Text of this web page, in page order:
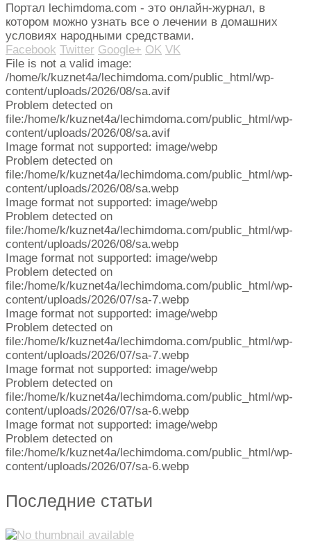
Портал lechimdoma.com - это онлайн-журнал, в
котором можно узнать все о лечении в домашних
условиях народными средствами.
Facebook Twitter Google+ OK VK
File is not a valid image:
/home/k/kuznet4a/lechimdoma.com/public_html/wp-
content/uploads/2026/08/sa.avif
Problem detected on
file:/home/k/kuznet4a/lechimdoma.com/public_html/wp-
content/uploads/2026/08/sa.avif
Image format not supported: image/webp
Problem detected on
file:/home/k/kuznet4a/lechimdoma.com/public_html/wp-
content/uploads/2026/08/sa.webp
Image format not supported: image/webp
Problem detected on
file:/home/k/kuznet4a/lechimdoma.com/public_html/wp-
content/uploads/2026/08/sa.webp
Image format not supported: image/webp
Problem detected on
file:/home/k/kuznet4a/lechimdoma.com/public_html/wp-
content/uploads/2026/07/sa-7.webp
Image format not supported: image/webp
Problem detected on
file:/home/k/kuznet4a/lechimdoma.com/public_html/wp-
content/uploads/2026/07/sa-7.webp
Image format not supported: image/webp
Problem detected on
file:/home/k/kuznet4a/lechimdoma.com/public_html/wp-
content/uploads/2026/07/sa-6.webp
Image format not supported: image/webp
Problem detected on
file:/home/k/kuznet4a/lechimdoma.com/public_html/wp-
content/uploads/2026/07/sa-6.webp
Последние статьи